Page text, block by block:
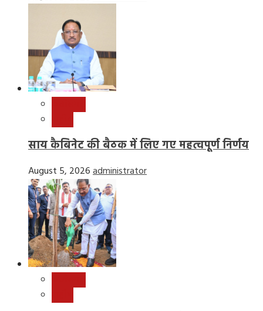
साय कैबिनेट की बैठक में लिए गए महत्वपूर्ण निर्णय
August 5, 2026administrator